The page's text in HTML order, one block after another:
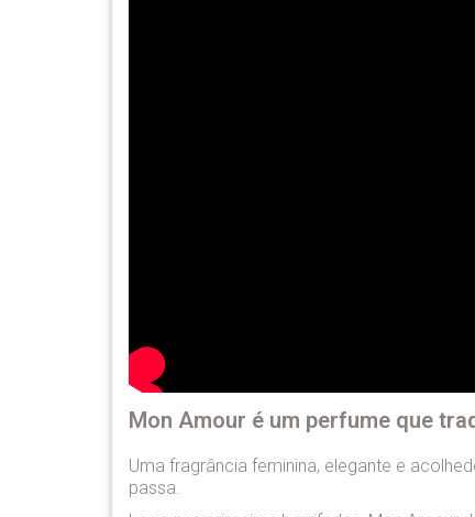
Mon Amour é um perfume que
Uma fragrância feminina, elegante e
passa.